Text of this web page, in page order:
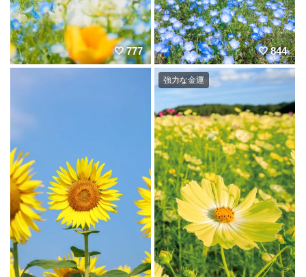
777 844
強力な金運